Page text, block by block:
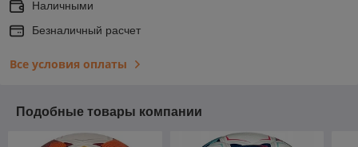
Наличными
Безналичный расчет
Все условия оплаты
Подобные товары компании